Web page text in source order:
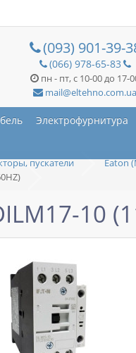
(093) 901-39-
(066) 978-65-83
пн - пт, с 10-00 до 17-
mail@eltehno.com.ua
Электрофурнитура
пускатели Eaton
10